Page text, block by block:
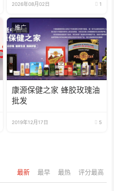
2026年08月02日 1
推广
康源保健之家 蜂胶玫瑰油
批发
2019年12月17日 5
最新 最早 最热 评分最高